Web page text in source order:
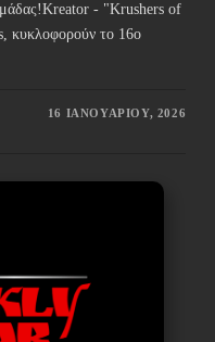
- "Krushers of
κυκλοφορούν το 16ο
16 ΙΑΝΟΥΑΡΊΟΥ, 2026